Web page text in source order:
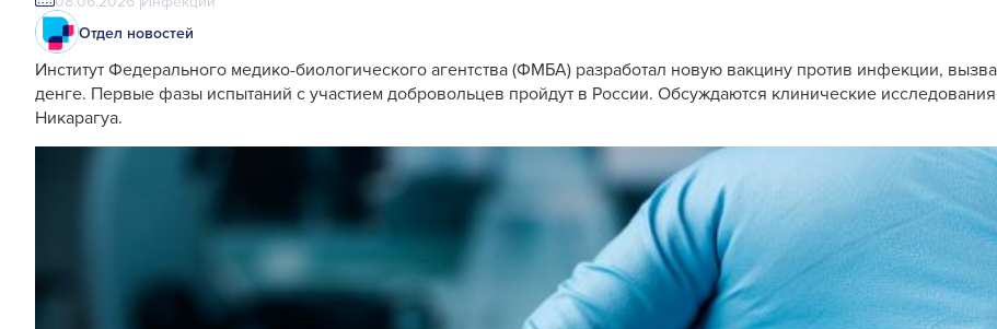
Отдел новостей
Институт Федерального медико-биологического агентства (ФМБА) разработал новую вакцину против инфекции,
денге. Первые фазы испытаний с участием добровольцев пройдут в России. Обсуждаются клинические исследования
Никарагуа.